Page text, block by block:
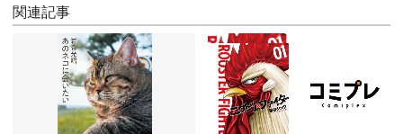
関連記事